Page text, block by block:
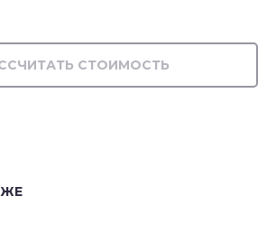
СТОИМОСТЬ